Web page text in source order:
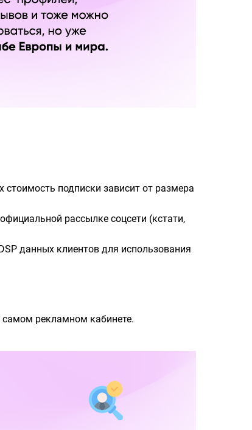
подписки зависит от размера
рассылке соцсети (кстати,
данных клиентов для использования
рекламном кабинете.